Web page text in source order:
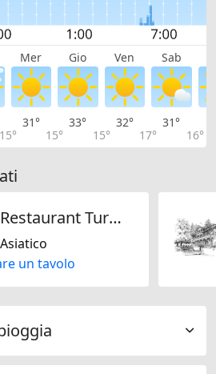
Mer Gio Ven Sab
15°
31°
15°
33°
15°
32°
17°
31°
16°
China Restaurant Turm Garden
un tavolo